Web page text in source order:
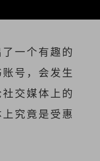
一个有趣的
号，会发生
交媒体上的
究竟是受惠